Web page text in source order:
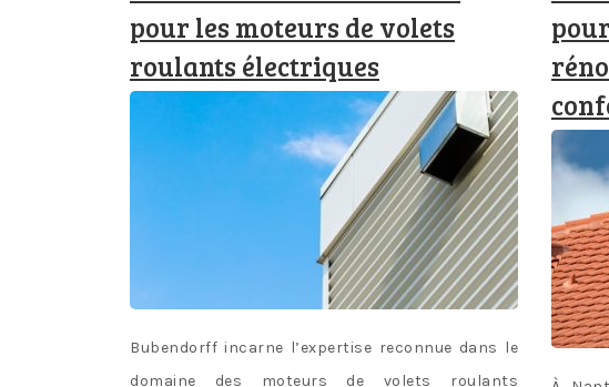
pour les moteurs de volets
roulants électriques
Bubendorff incarne l’expertise reconnue dans le
domaine des moteurs de volets roulants